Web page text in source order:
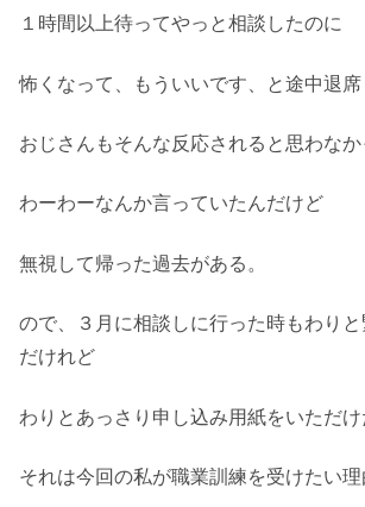
１時間以上待ってやっと相談したのに
怖くなって、もういいです、と途中退席
おじさんもそんな反応されると思わな
わーわーなんか言っていたんだけど
無視して帰った過去がある。
ので、３月に相談しに行った時もわり
だけれど
わりとあっさり申し込み用紙をいただけ
それは今回の私が職業訓練を受けたい